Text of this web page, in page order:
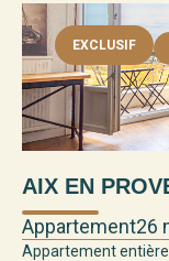
EXCLUSIF
AIX EN
Appartement26
Appartement